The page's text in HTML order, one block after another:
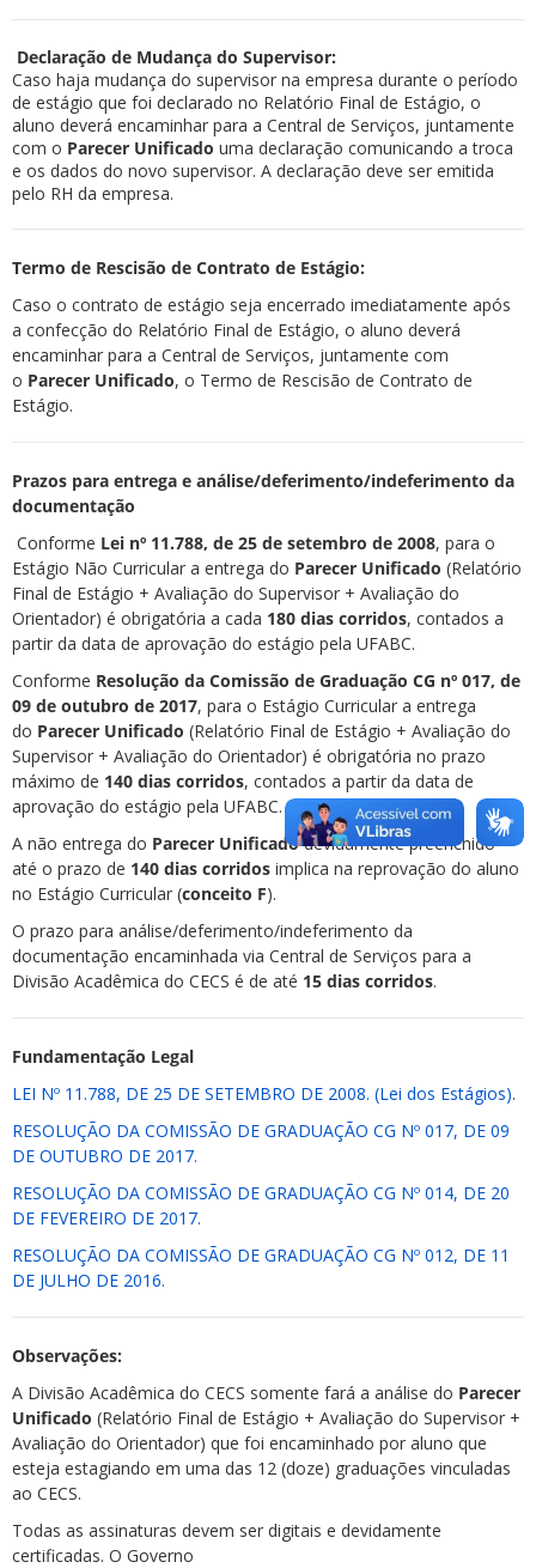
Declaração de Mudança do Supervisor:
Caso haja mudança do supervisor na empresa durante o período
de estágio que foi declarado no Relatório Final de Estágio, o
aluno deverá encaminhar para a Central de Serviços, juntamente
com o Parecer Unificado uma declaração comunicando a troca
e os dados do novo supervisor. A declaração deve ser emitida
pelo RH da empresa.
Termo de Rescisão de Contrato de Estágio:
Caso o contrato de estágio seja encerrado imediatamente após
a confecção do Relatório Final de Estágio, o aluno deverá
encaminhar para a Central de Serviços, juntamente com
o Parecer Unificado, o Termo de Rescisão de Contrato de
Estágio.
Prazos para entrega e análise/deferimento/indeferimento da
documentação
Conforme Lei nº 11.788, de 25 de setembro de 2008, para o
Estágio Não Curricular a entrega do Parecer Unificado (Relatório
Final de Estágio + Avaliação do Supervisor + Avaliação do
Orientador) é obrigatória a cada 180 dias corridos, contados a
partir da data de aprovação do estágio pela UFABC.
Conforme Resolução da Comissão de Graduação CG nº 017, de
09 de outubro de 2017, para o Estágio Curricular a entrega
do Parecer Unificado (Relatório Final de Estágio + Avaliação do
Supervisor + Avaliação do Orientador) é obrigatória no prazo
máximo de 140 dias corridos, contados a partir da data de
aprovação do estágio pela UFABC.
A não entrega do Parecer Unificadodevidamente preenchido
até o prazo de 140 dias corridos implica na reprovação do aluno
no Estágio Curricular (conceito F).
O prazo para análise/deferimento/indeferimento da
documentação encaminhada via Central de Serviços para a
Divisão Acadêmica do CECS é de até 15 dias corridos.
Fundamentação Legal
LEI Nº 11.788, DE 25 DE SETEMBRO DE 2008. (Lei dos Estágios).
RESOLUÇÃO DA COMISSÃO DE GRADUAÇÃO CG Nº 017, DE 09
DE OUTUBRO DE 2017.
RESOLUÇÃO DA COMISSÃO DE GRADUAÇÃO CG Nº 014, DE 20
DE FEVEREIRO DE 2017.
RESOLUÇÃO DA COMISSÃO DE GRADUAÇÃO CG Nº 012, DE 11
DE JULHO DE 2016.
Observações:
A Divisão Acadêmica do CECS somente fará a análise do Parecer
Unificado (Relatório Final de Estágio + Avaliação do Supervisor +
Avaliação do Orientador) que foi encaminhado por aluno que
esteja estagiando em uma das 12 (doze) graduações vinculadas
ao CECS.
Todas as assinaturas devem ser digitais e devidamente
certificadas. O Governo